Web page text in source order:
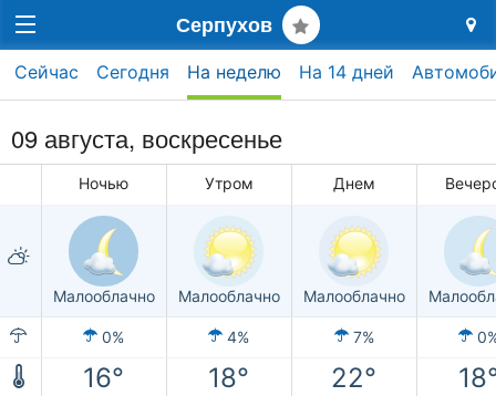
Серпухов
Сейчас Сегодня На неделю На 14 дней
09 августа, воскресенье
Ночью Утром Днем
Малооблачно Малооблачно Малооблачно
0% 4% 7%
16° 18° 22°